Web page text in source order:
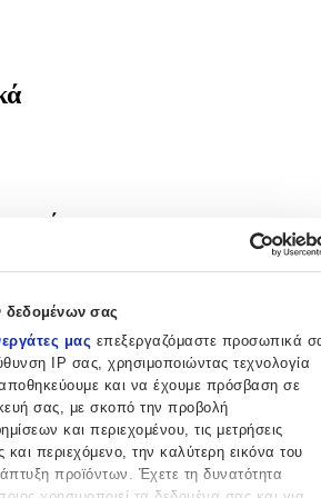
σας
μας επεξεργαζόμαστε προσωπικά
IP σας, χρησιμοποιώντας τεχνολογία
και να έχουμε πρόσβαση σε
σας, με σκοπό την προβολή
και περιεχομένου, τις μετρήσεις
και περιεχόμενο, την καλύτερη εικόνα του
προϊόντων. Έχετε τη δυνατότητα